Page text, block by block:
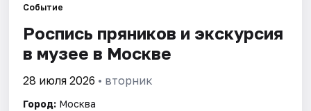
Города
Площадки
Событие
Роспись пряников и экскурсия
в музее в Москве
28 июля 2026 • вторник
Город: Москва